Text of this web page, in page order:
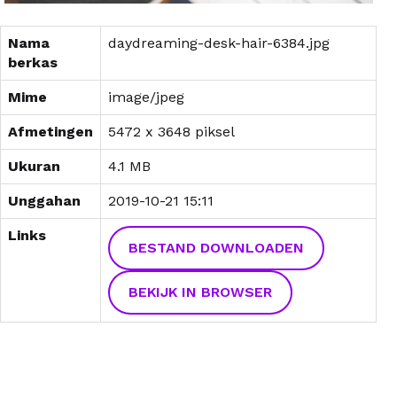
Nama
berkas
daydreaming-desk-hair-6384.jpg
Mime image/jpeg
Afmetingen 5472 x 3648 piksel
Ukuran 4.1 MB
Unggahan 2019-10-21 15:11
Links
BESTAND DOWNLOADEN
BEKIJK IN BROWSER